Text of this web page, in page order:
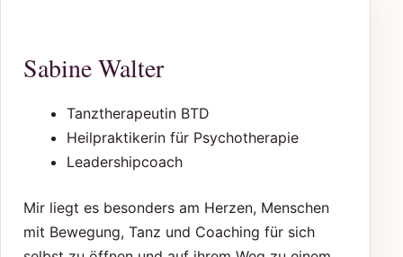
Sabine Walter
Tanztherapeutin BTD
Heilpraktikerin für Psychotherapie
Leadershipcoach
Mir liegt es besonders am Herzen, Menschen
mit Bewegung, Tanz und Coaching für sich